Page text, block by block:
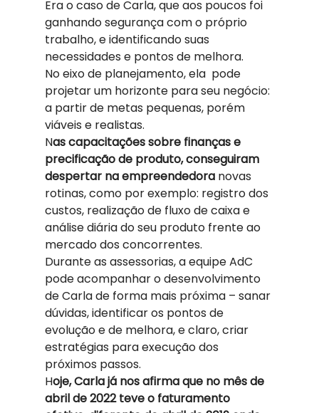
Era o caso de Carla, que aos poucos foi
ganhando segurança com o próprio
trabalho, e identificando suas
necessidades e pontos de melhora.
No eixo de planejamento, ela  pode
projetar um horizonte para seu negócio:
a partir de metas pequenas, porém
viáveis e realistas.
Nas capacitações sobre finanças e
precificação de produto, conseguiram
despertar na empreendedora novas
rotinas, como por exemplo: registro dos
custos, realização de fluxo de caixa e
análise diária do seu produto frente ao
mercado dos concorrentes.
Durante as assessorias, a equipe AdC
pode acompanhar o desenvolvimento
de Carla de forma mais próxima – sanar
dúvidas, identificar os pontos de
evolução e de melhora, e claro, criar
estratégias para execução dos
próximos passos.
Hoje, Carla já nos afirma que no mês de
abril de 2022 teve o faturamento